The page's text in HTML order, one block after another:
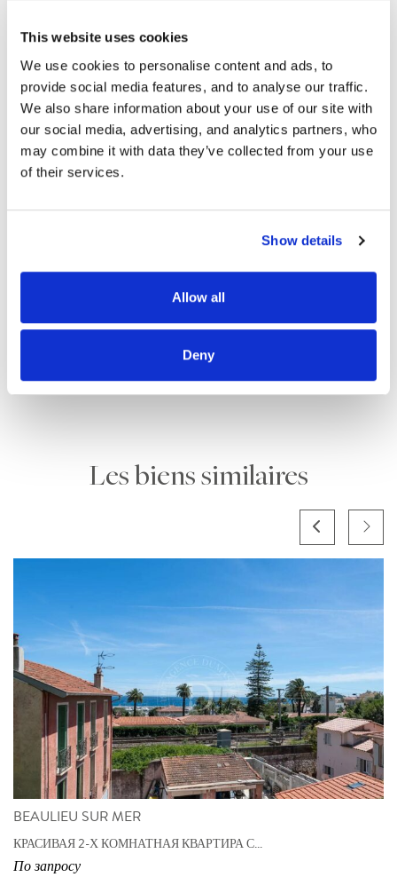
This website uses cookies
We use cookies to personalise content and ads, to
provide social media features, and to analyse our traffic.
We also share information about your use of our site with
our social media, advertising, and analytics partners, who
may combine it with data they’ve collected from your use
of their services.
Show details
Allow all
Deny
Votre mensualité sera de
/mois
Coût du crédit :
d'assurance
Les biens similaires
BEAULIEU SUR MER
КРАСИВАЯ 2-Х КОМНАТНАЯ КВАРТИРА С...
По запросу